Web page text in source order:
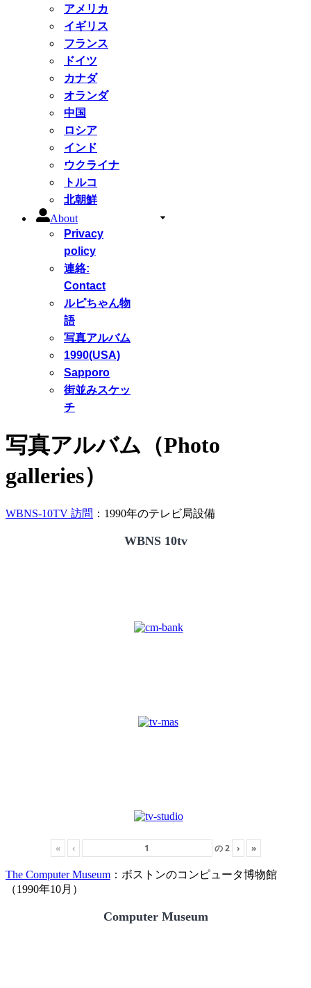
アメリカ
イギリス
フランス
ドイツ
カナダ
オランダ
中国
ロシア
インド
ウクライナ
トルコ
北朝鮮
About
Privacy
policy
連絡:
Contact
ルピちゃん物
語
写真アルバム
1990(USA)
Sapporo
街並みスケッ
チ
写真アルバム（Photo
galleries）
WBNS-10TV 訪問 ：1990年のテレビ局設備
WBNS 10tv
« ‹ の2 › »
The Computer Museum ：ボストンのコンピュータ博物館
（1990年10月）
Computer Museum